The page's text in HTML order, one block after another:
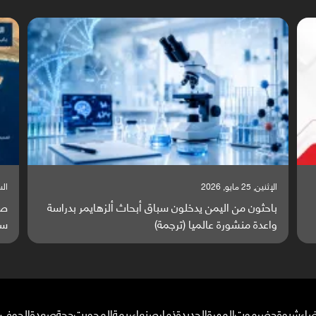
السبت, 23 مايو, 2026
صراع دولي يتصاعد قرب اليمن والبحر الأحمر يتحول إلى
ساحة مواجهة عالمية (ترجمة)